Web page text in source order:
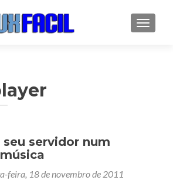
servidor num
feira, 18 de novembro de 2011